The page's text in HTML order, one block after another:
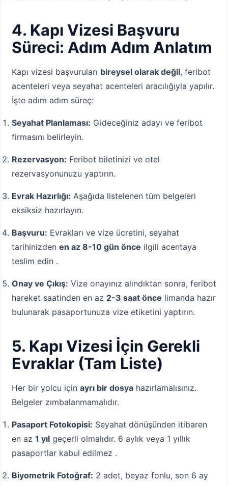
4. Kapı Vizesi Başvuru
Süreci: Adım Adım Anlatım
Kapı vizesi başvuruları bireysel olarak değil, feribot
acenteleri veya seyahat acenteleri aracılığıyla yapılır.
İşte adım adım süreç:
Seyahat Planlaması: Gideceğiniz adayı ve feribot
firmasını belirleyin.
Rezervasyon: Feribot biletinizi ve otel
rezervasyonunuzu yaptırın.
Evrak Hazırlığı: Aşağıda listelenen tüm belgeleri
eksiksiz hazırlayın.
Başvuru: Evrakları ve vize ücretini, seyahat
tarihinizden en az 8-10 gün önce ilgili acentaya
teslim edin .
Onay ve Çıkış: Vize onayınız alındıktan sonra, feribot
hareket saatinden en az 2-3 saat önce limanda hazır
bulunarak pasaportunuza vize etiketini yaptırın.
5. Kapı Vizesi İçin Gerekli
Evraklar (Tam Liste)
Her bir yolcu için ayrı bir dosya hazırlamalısınız.
Belgeler zımbalanmamalıdır.
Pasaport Fotokopisi: Seyahat dönüşünden itibaren
en az 1 yıl geçerli olmalıdır. 6 aylık veya 1 yıllık
pasaportlar kabul edilmez .
Biyometrik Fotoğraf: 2 adet, beyaz fonlu, son 6 ay